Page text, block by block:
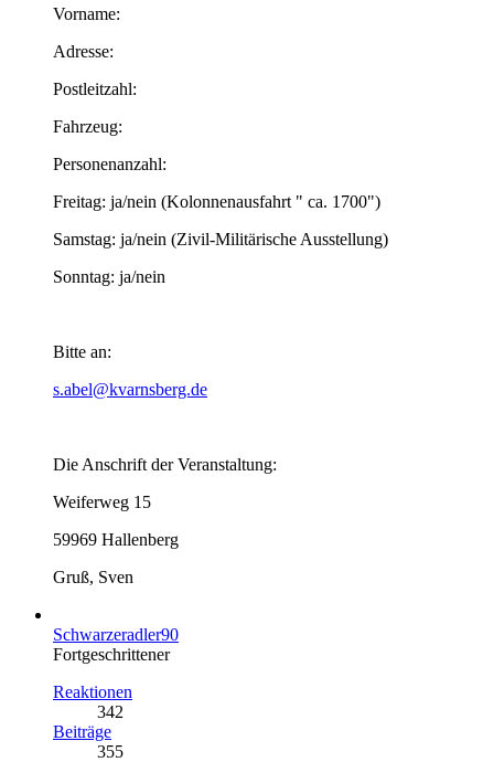
Vorname:
Adresse:
Postleitzahl:
Fahrzeug:
Personenanzahl:
Freitag: ja/nein (Kolonnenausfahrt " ca. 1700")
Samstag: ja/nein (Zivil-Militärische Ausstellung)
Sonntag: ja/nein
Bitte an:
s.abel@kvarnsberg.de
Die Anschrift der Veranstaltung:
Weiferweg 15
59969 Hallenberg
Gruß, Sven
Schwarzeradler90
Fortgeschrittener
Reaktionen
342
Beiträge
355